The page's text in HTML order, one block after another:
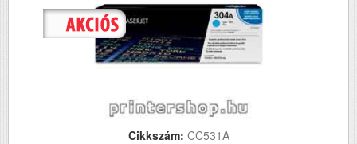
Cikkszám: CC531A